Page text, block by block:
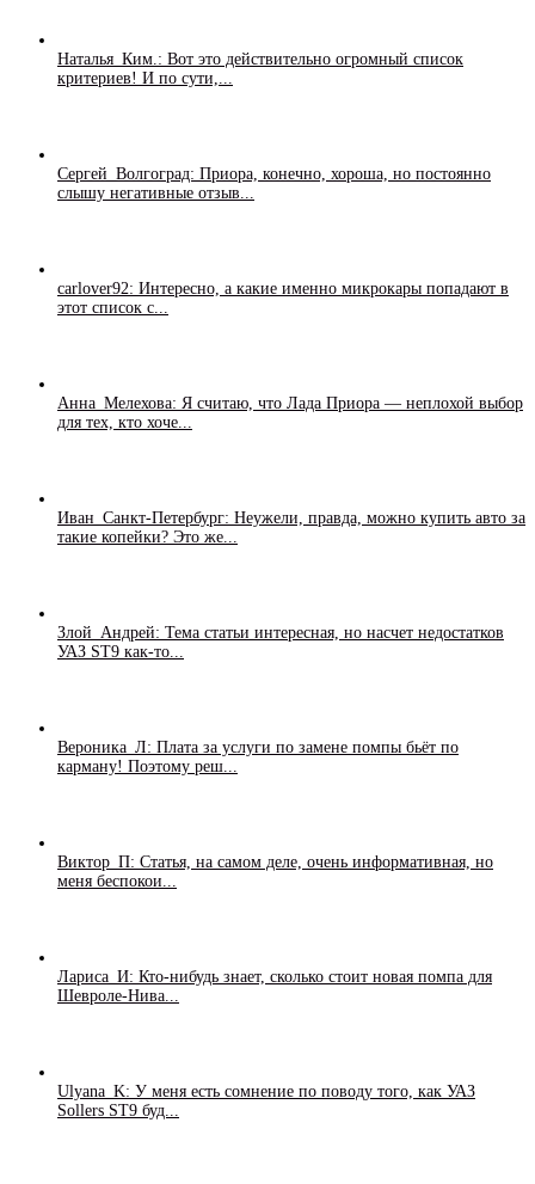
Наталья_Ким.: Вот это действительно огромный список
критериев! И по сути,...
Сергей_Волгоград: Приора, конечно, хороша, но постоянно
слышу негативные отзыв...
carlover92: Интересно, а какие именно микрокары попадают в
этот список с...
Анна_Мелехова: Я считаю, что Лада Приора — неплохой выбор
для тех, кто хоче...
Иван_Санкт-Петербург: Неужели, правда, можно купить авто за
такие копейки? Это же...
Злой_Андрей: Тема статьи интересная, но насчет недостатков
УАЗ ST9 как-то...
Вероника_Л: Плата за услуги по замене помпы бьёт по
карману! Поэтому реш...
Виктор_П: Статья, на самом деле, очень информативная, но
меня беспокои...
Лариса_И: Кто-нибудь знает, сколько стоит новая помпа для
Шевроле-Нива...
Ulyana_K: У меня есть сомнение по поводу того, как УАЗ
Sollers ST9 буд...